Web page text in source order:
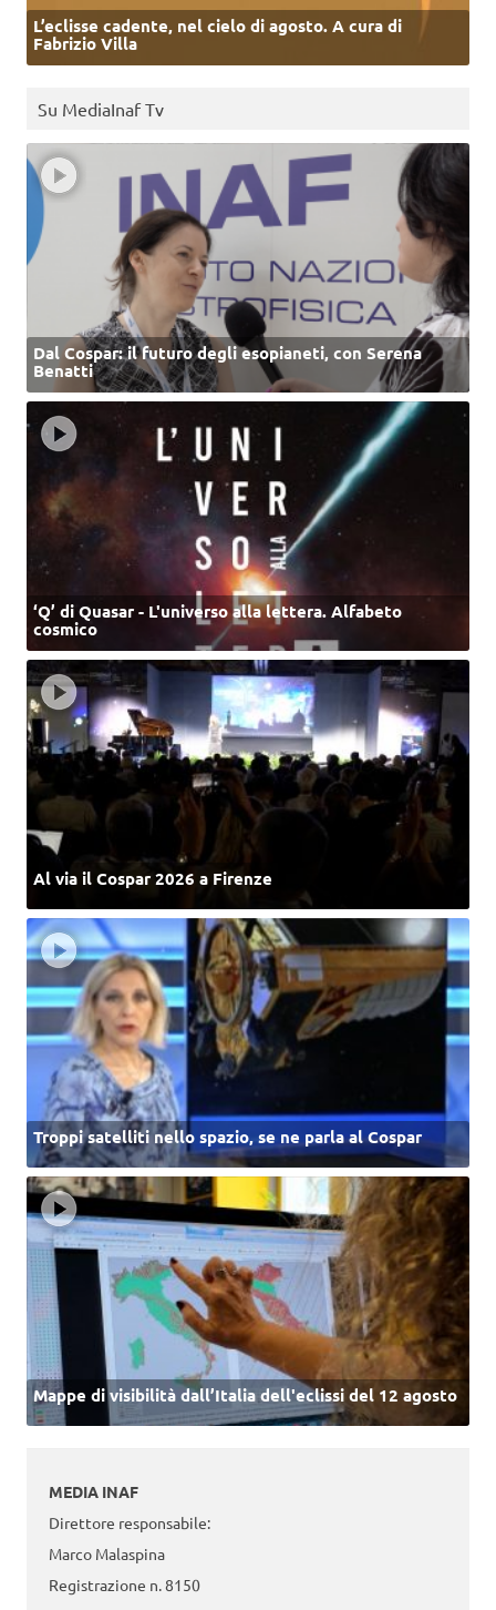
L’eclisse cadente, nel cielo di agosto. A cura di
Fabrizio Villa
Su MediaInaf Tv
Dal Cospar: il futuro degli esopianeti, con Serena
Benatti
‘Q’ di Quasar - L'universo alla lettera. Alfabeto
cosmico
Al via il Cospar 2026 a Firenze
Troppi satelliti nello spazio, se ne parla al Cospar
Mappe di visibilità dall’Italia dell'eclissi del 12 agosto
MEDIA INAF
Direttore responsabile:
Marco Malaspina
Registrazione n. 8150